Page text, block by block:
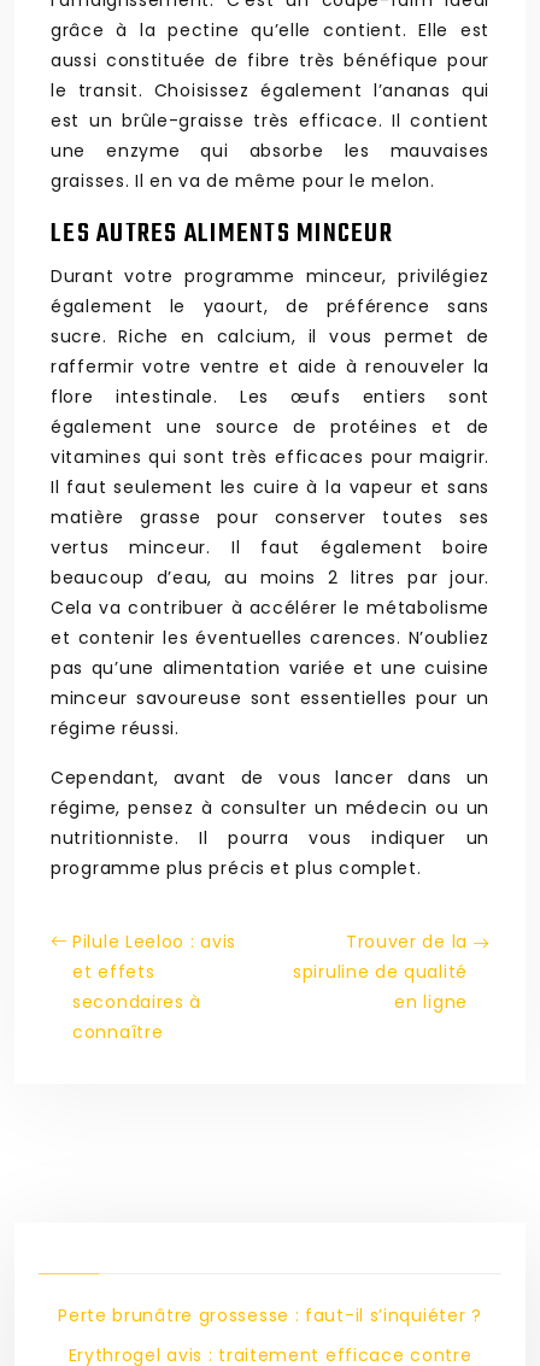
grâce à la pectine qu’elle contient. Elle est
aussi constituée de fibre très bénéfique pour
le transit. Choisissez également l’ananas qui
est un brûle-graisse très efficace. Il contient
une enzyme qui absorbe les mauvaises
graisses. Il en va de même pour le melon.
LES AUTRES ALIMENTS MINCEUR
Durant votre programme minceur, privilégiez
également le yaourt, de préférence sans
sucre. Riche en calcium, il vous permet de
raffermir votre ventre et aide à renouveler la
flore intestinale. Les œufs entiers sont
également une source de protéines et de
vitamines qui sont très efficaces pour maigrir.
Il faut seulement les cuire à la vapeur et sans
matière grasse pour conserver toutes ses
vertus minceur. Il faut également boire
beaucoup d’eau, au moins 2 litres par jour.
Cela va contribuer à accélérer le métabolisme
et contenir les éventuelles carences. N’oubliez
pas qu’une alimentation variée et une cuisine
minceur savoureuse sont essentielles pour un
régime réussi.
Cependant, avant de vous lancer dans un
régime, pensez à consulter un médecin ou un
nutritionniste. Il pourra vous indiquer un
programme plus précis et plus complet.
Pilule Leeloo : avis
et effets
secondaires à
connaître
Trouver de la
spiruline de qualité
en ligne
Perte brunâtre grossesse : faut-il s’inquiéter ?
Erythrogel avis : traitement efficace contre